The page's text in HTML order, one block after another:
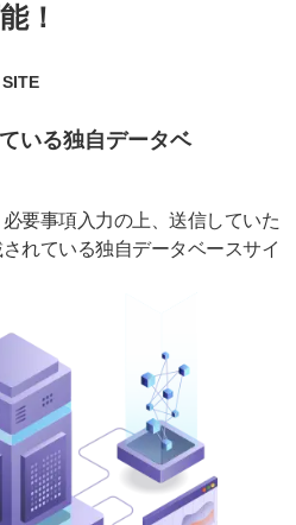
！
いる独自データベ
要事項入力の上、送信していた
れている独自データベースサイ